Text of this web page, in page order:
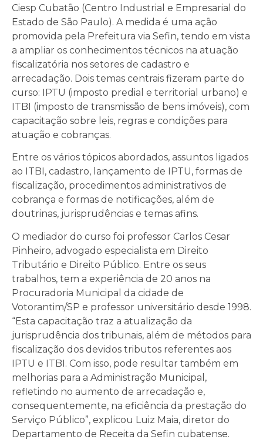
Ciesp Cubatão (Centro Industrial e Empresarial do
Estado de São Paulo). A medida é uma ação
promovida pela Prefeitura via Sefin, tendo em vista
a ampliar os conhecimentos técnicos na atuação
fiscalizatória nos setores de cadastro e
arrecadação. Dois temas centrais fizeram parte do
curso: IPTU (imposto predial e territorial urbano) e
ITBI (imposto de transmissão de bens imóveis), com
capacitação sobre leis, regras e condições para
atuação e cobranças.
Entre os vários tópicos abordados, assuntos ligados
ao ITBI, cadastro, lançamento de IPTU, formas de
fiscalização, procedimentos administrativos de
cobrança e formas de notificações, além de
doutrinas, jurisprudências e temas afins.
O mediador do curso foi professor Carlos Cesar
Pinheiro, advogado especialista em Direito
Tributário e Direito Público. Entre os seus
trabalhos, tem a experiência de 20 anos na
Procuradoria Municipal da cidade de
Votorantim/SP e professor universitário desde 1998.
“Esta capacitação traz a atualização da
jurisprudência dos tribunais, além de métodos para
fiscalização dos devidos tributos referentes aos
IPTU e ITBI. Com isso, pode resultar também em
melhorias para a Administração Municipal,
refletindo no aumento de arrecadação e,
consequentemente, na eficiência da prestação do
Serviço Público”, explicou Luiz Maia, diretor do
Departamento de Receita da Sefin cubatense.